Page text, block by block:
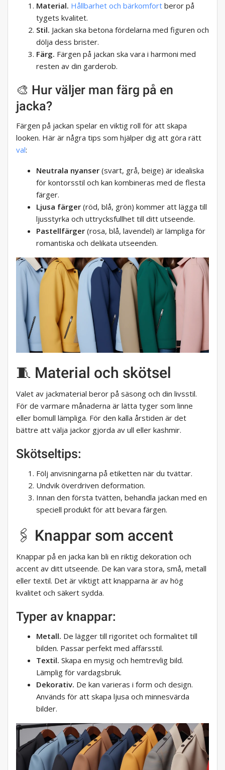
Material. Hållbarhet och bärkomfort beror på
tygets kvalitet.
Stil. Jackan ska betona fördelarna med figuren och
dölja dess brister.
Färg. Färgen på jackan ska vara i harmoni med
resten av din garderob.
🎨 Hur väljer man färg på en
jacka?
Färgen på jackan spelar en viktig roll för att skapa
looken. Här är några tips som hjälper dig att göra rätt
val:
Neutrala nyanser (svart, grå, beige) är idealiska
för kontorsstil och kan kombineras med de flesta
färger.
Ljusa färger (röd, blå, grön) kommer att lägga till
ljusstyrka och uttrycksfullhet till ditt utseende.
Pastellfärger (rosa, blå, lavendel) är lämpliga för
romantiska och delikata utseenden.
🧵 Material och skötsel
Valet av jackmaterial beror på säsong och din livsstil.
För de varmare månaderna är lätta tyger som linne
eller bomull lämpliga. För den kalla årstiden är det
bättre att välja jackor gjorda av ull eller kashmir.
Skötseltips:
Följ anvisningarna på etiketten när du tvättar.
Undvik överdriven deformation.
Innan den första tvätten, behandla jackan med en
speciell produkt för att bevara färgen.
🖇️ Knappar som accent
Knappar på en jacka kan bli en riktig dekoration och
accent av ditt utseende. De kan vara stora, små, metall
eller textil. Det är viktigt att knapparna är av hög
kvalitet och säkert sydda.
Typer av knappar:
Metall. De lägger till rigoritet och formalitet till
bilden. Passar perfekt med affärsstil.
Textil. Skapa en mysig och hemtrevlig bild.
Lämplig för vardagsbruk.
Dekorativ. De kan varieras i form och design.
Används för att skapa ljusa och minnesvärda
bilder.